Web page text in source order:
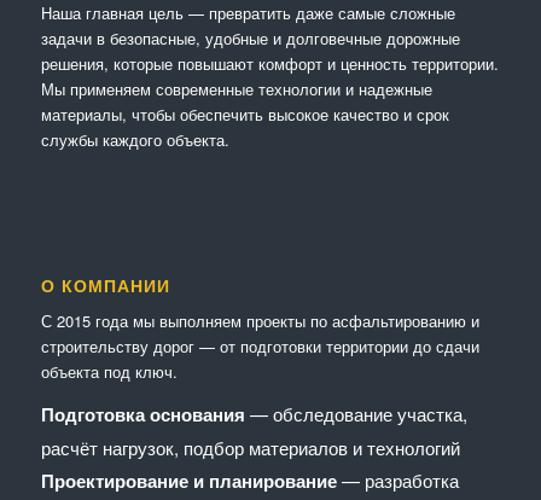
Наша главная цель — превратить даже самые сложные
задачи в безопасные, удобные и долговечные дорожные
решения, которые повышают комфорт и ценность территории.
Мы применяем современные технологии и надежные
материалы, чтобы обеспечить высокое качество и срок
службы каждого объекта.
О КОМПАНИИ
С 2015 года мы выполняем проекты по асфальтированию и
строительству дорог — от подготовки территории до сдачи
объекта под ключ.
Подготовка основания — обследование участка,
расчёт нагрузок, подбор материалов и технологий
Проектирование и планирование— разработка